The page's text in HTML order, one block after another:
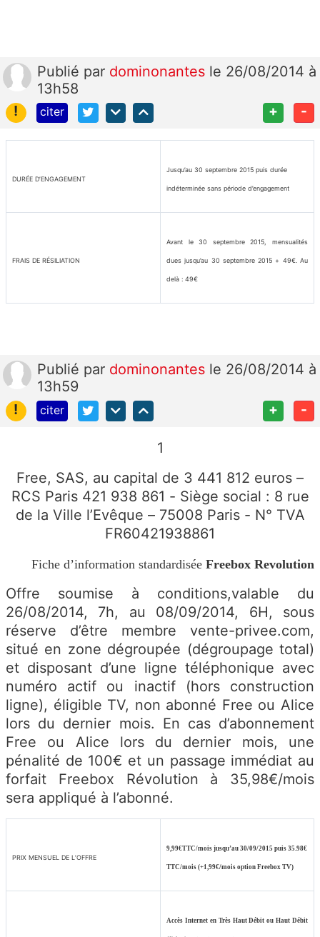
Publié par dominonantes le 26/08/2014 à
13h58
!
citer + -
DURÉE D’ENGAGEMENT
Jusqu’au 30 septembre 2015 puis durée
indéterminée sans période d’engagement
FRAIS DE RÉSILIATION
Avant le 30 septembre 2015, mensualités
dues jusqu’au 30 septembre 2015 + 49€. Au
delà : 49€
Publié par dominonantes le 26/08/2014 à
13h59
!
citer + -
1
Free, SAS, au capital de 3 441 812 euros –
RCS Paris 421 938 861 - Siège social : 8 rue
de la Ville l’Evêque – 75008 Paris - N° TVA
FR60421938861
Fiche d’information standardisée Freebox Revolution
Offre soumise à conditions,valable du
26/08/2014, 7h, au 08/09/2014, 6H, sous
réserve d’être membre vente-privee.com,
situé en zone dégroupée (dégroupage total)
et disposant d’une ligne téléphonique avec
numéro actif ou inactif (hors construction
ligne), éligible TV, non abonné Free ou Alice
lors du dernier mois. En cas d’abonnement
Free ou Alice lors du dernier mois, une
pénalité de 100€ et un passage immédiat au
forfait Freebox Révolution à 35,98€/mois
sera appliqué à l’abonné.
PRIX MENSUEL DE L’OFFRE
9,99€TTC/mois jusqu’au 30/09/2015 puis 35.98€
TTC/mois (+1,99€/mois option Freebox TV)
Accès Internet en Très Haut Débit ou Haut Débit